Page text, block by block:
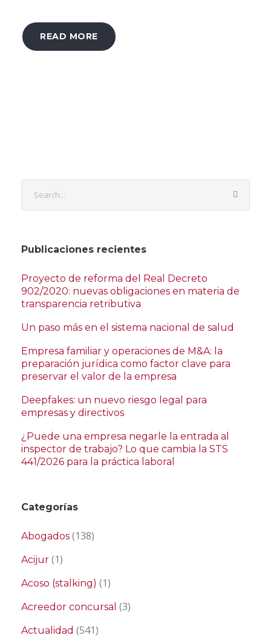
READ MORE
Publicaciones recientes
Proyecto de reforma del Real Decreto
902/2020: nuevas obligaciones en materia de
transparencia retributiva
Un paso más en el sistema nacional de salud
Empresa familiar y operaciones de M&A: la
preparación jurídica como factor clave para
preservar el valor de la empresa
Deepfakes: un nuevo riesgo legal para
empresas y directivos
¿Puede una empresa negarle la entrada al
inspector de trabajo? Lo que cambia la STS
441/2026 para la práctica laboral
Categorías
Abogados (138)
Acijur (1)
Acoso (stalking) (1)
Acreedor concursal (3)
Actualidad (541)